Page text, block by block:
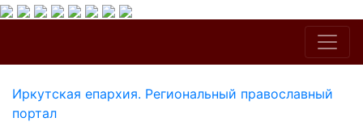
Иркутская епархия. Региональный православный
портал